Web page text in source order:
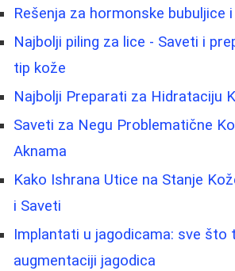
Rešenja za hormonske bubuljice
Najbolji piling za lice - Saveti i
tip kože
Najbolji Preparati za Hidrataciju
Saveti za Negu Problematične
Aknama
Kako Ishrana Utice na Stanje
i Saveti
Implantati u jagodicama: sve što
augmentaciji jagodica